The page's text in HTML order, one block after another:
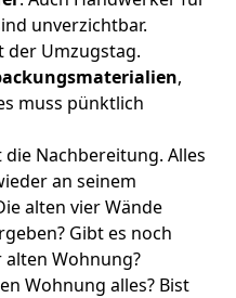
unverzichtbar.
der Umzugstag.
,
muss pünktlich
Nachbereitung. Alles
an seinem
alten vier Wände
Gibt es noch
Wohnung?
Wohnung alles? Bist